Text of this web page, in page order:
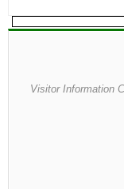
Visitor Information